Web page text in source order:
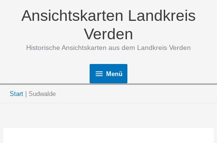
Ansichtskarten Landkreis
Verden
Historische Ansichtskarten aus dem Landkreis Verden
Menü
Menü
Start Sudwalde